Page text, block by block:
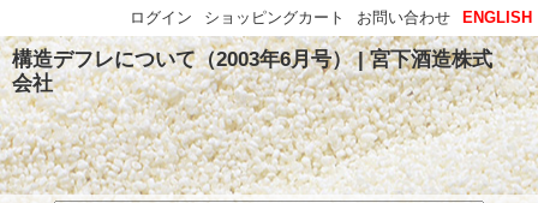
構造デフレについて（2003年6月号） | 宮下酒造株式
会社
ENGLISH
お問い合わせ
ショッピングカート
ログイン